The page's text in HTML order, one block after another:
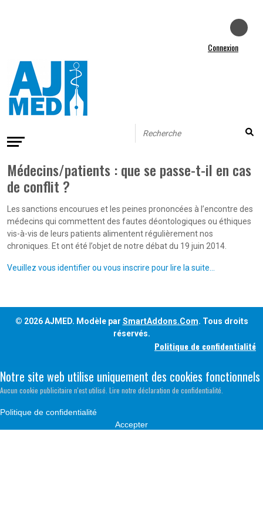
Connexion
Médecins/patients : que se passe-t-il en cas
de conflit ?
Les sanctions encourues et les peines prononcées à l’encontre des
médecins qui commettent des fautes déontologiques ou éthiques
vis-à-vis de leurs patients alimentent régulièrement nos
chroniques. Et ont été l’objet de notre débat du 19 juin 2014.
Veuillez vous identifier ou vous inscrire pour lire la suite...
© 2026 AJMED. Modèle par SmartAddons.Com. Tous droits
réservés.
Politique de confidentialité
Notre site web utilise uniquement des cookies fonctionnels
Aucun cookie publicitaire n'est utilisé. Lire notre déclaration de confidentialité.
Politique de confidentialité
Accepter